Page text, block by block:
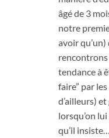
âgé de 3
notre
avoir qu’un)
rencontrons
tendance à
faire” par
d’ailleurs)
lorsqu’on
qu’il